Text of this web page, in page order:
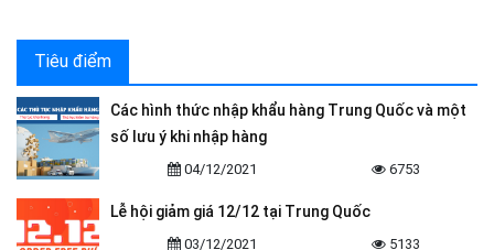
Tiêu điểm
Các hình thức nhập khẩu hàng Trung Quốc và một
số lưu ý khi nhập hàng
04/12/2021 6753
Lễ hội giảm giá 12/12 tại Trung Quốc
03/12/2021 5133